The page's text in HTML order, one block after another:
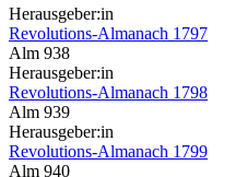
Herausgeber:in
Revolutions-Almanach 1797
Alm 938
Herausgeber:in
Revolutions-Almanach 1798
Alm 939
Herausgeber:in
Revolutions-Almanach 1799
Alm 940